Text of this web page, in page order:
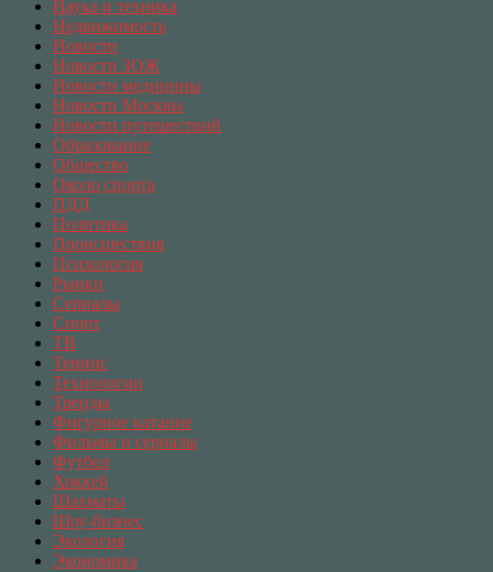
Наука и техника
Недвижимость
Новости
Новости ЗОЖ
Новости медицины
Новости Москвы
Новости путешествий
Образование
Общество
Около спорта
ПДД
Политика
Происшествия
Психология
Рынки
Сериалы
Спорт
ТВ
Теннис
Технологии
Тренды
Фигурное катание
Фильмы и сериалы
Футбол
Хоккей
Шахматы
Шоу-бизнес
Экология
Экономика